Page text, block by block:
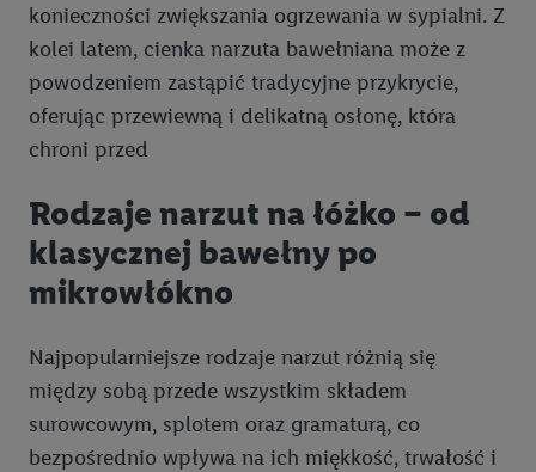
konieczności zwiększania ogrzewania w sypialni. Z
kolei latem, cienka narzuta bawełniana może z
powodzeniem zastąpić tradycyjne przykrycie,
oferując przewiewną i delikatną osłonę, która
chroni przed
Rodzaje narzut na łóżko – od
klasycznej bawełny po
mikrowłókno
Najpopularniejsze rodzaje narzut różnią się
między sobą przede wszystkim składem
surowcowym, splotem oraz gramaturą, co
bezpośrednio wpływa na ich miękkość, trwałość i